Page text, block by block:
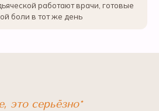
работают врачи, готовые
боли в тот же день
это серьёзно*